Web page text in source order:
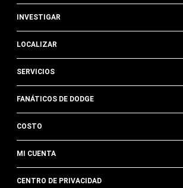
INVESTIGAR
LOCALIZAR
SERVICIOS
FANÁTICOS DE DODGE
COSTO
MI CUENTA
CENTRO DE PRIVACIDAD